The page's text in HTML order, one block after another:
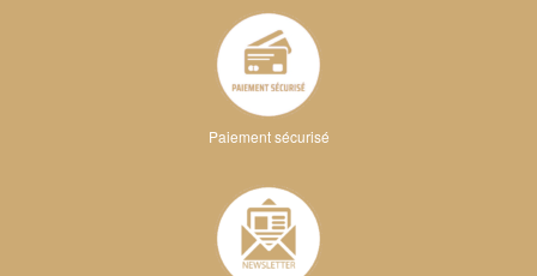
Paiement sécurisé